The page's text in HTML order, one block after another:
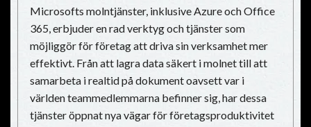
Microsofts molntjänster, inklusive Azure och Office
365, erbjuder en rad verktyg och tjänster som
möjliggör för företag att driva sin verksamhet mer
effektivt. Från att lagra data säkert i molnet till att
samarbeta i realtid på dokument oavsett var i
världen teammedlemmarna befinner sig, har dessa
tjänster öppnat nya vägar för företagsproduktivitet